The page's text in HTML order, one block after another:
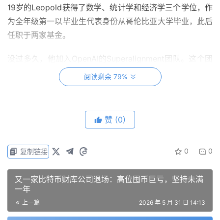
19岁的Leopold获得了数学、统计学和经济学三个学位，作
为全年级第一以毕业生代表身份从哥伦比亚大学毕业，此后
任职于两家基金。
没过多久，他加入OpenAI的Superalignment团队。这个团
队相当明星，由OpenAI联合创始人Ilya Sutskever参与领
导，目标是在四年内解决超级智能的对齐问题，也就是让高
戏剧的是，Leopold被OpenAI高调开除了。
导火索是OpenAI董事会写了一份内部备忘录，警告公司的
安全措施不足。不料这份备忘录引发了管理层和董事会之间
的紧张关系，2024年4月，OpenAI 以泄露信息为由将
Leopold解雇。
经历塑造选择，也打磨出远见。
阅读剩余 79%
赞 (0)
0 0
复制链接
又一家比特币财库公司退场：高位囤币巨亏，坚持未满
一年
上一篇 2026 年 5 月 31 日 14:13